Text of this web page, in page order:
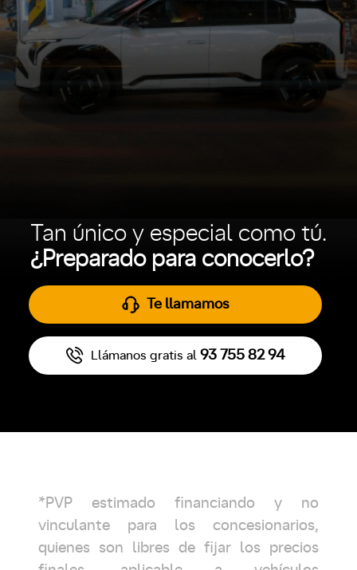
Tan único y especial como tú.
¿Preparado para conocerlo?
Te llamamos
Llámanos gratis al 93 755 82 94
*PVP estimado financiando y no
vinculante para los concesionarios,
quienes son libres de fijar los precios